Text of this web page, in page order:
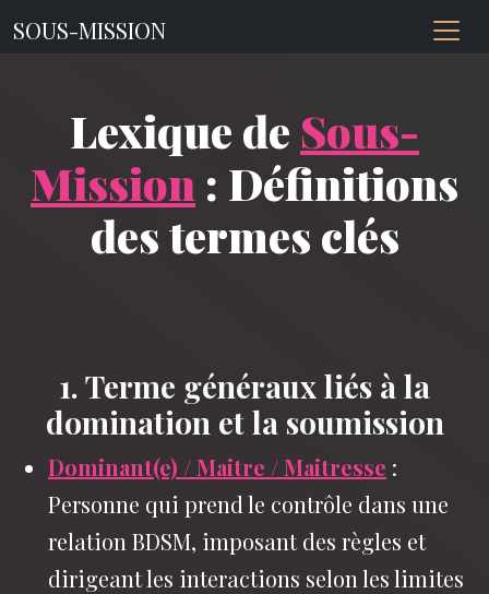
SOUS-MISSION
Lexique de Sous-
Mission : Définitions
des termes clés
1. Terme généraux liés à la
domination et la soumission
Dominant(e) / Maitre / Maitresse :
Personne qui prend le contrôle dans une
relation BDSM, imposant des règles et
dirigeant les interactions selon les limites